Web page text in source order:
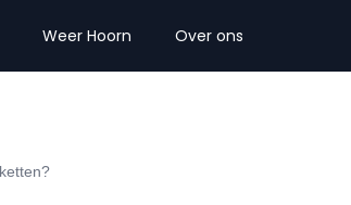
Weer Hoorn Over ons